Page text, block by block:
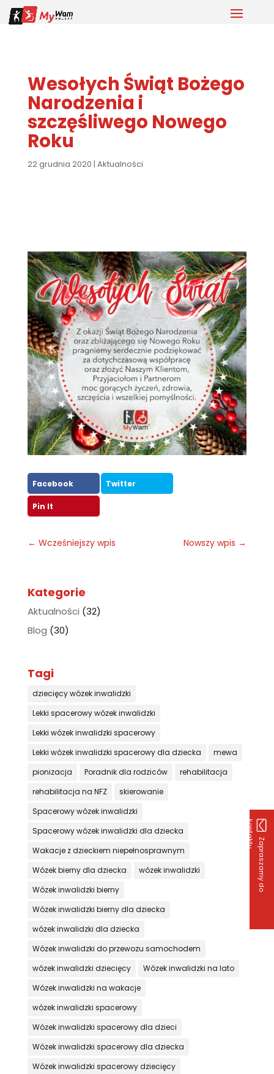
Z
a
p
r
a
s
z
a
m
y
d
o
k
o
n
t
a
k
t
u
Wesołych Świąt Bożego
Narodzenia i
szczęśliwego Nowego
Roku
22 grudnia 2020 | Aktualności
Facebook Twitter
Pin It
← Wcześniejszy wpis Nowszy wpis →
Kategorie
Aktualności (32)
Blog (30)
Tagi
dziecięcy wózek inwalidzki
Lekki spacerowy wózek inwalidzki
Lekki wózek inwalidzki spacerowy
Lekki wózek inwalidzki spacerowy dla dziecka
mewa
pionizacja
Poradnik dla rodziców
rehabilitacja
rehabilitacja na NFZ
skierowanie
Spacerowy wózek inwalidzki
Spacerowy wózek inwalidzki dla dziecka
Wakacje z dzieckiem niepełnosprawnym
Wózek bierny dla dziecka
wózek inwalidzki
Wózek inwalidzki bierny
Wózek inwalidzki bierny dla dziecka
wózek inwalidzki dla dziecka
Wózek inwalidzki do przewozu samochodem
wózek inwalidzki dziecięcy
Wózek inwalidzki na lato
Wózek inwalidzki na wakacje
wózek inwalidzki spacerowy
Wózek inwalidzki spacerowy dla dzieci
Wózek inwalidzki spacerowy dla dziecka
Wózek inwalidzki spacerowy dziecięcy